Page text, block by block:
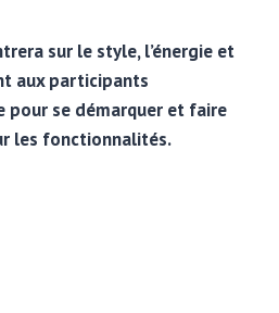
sur le style, l’énergie et
aux participants
pour se démarquer et faire
les fonctionnalités.